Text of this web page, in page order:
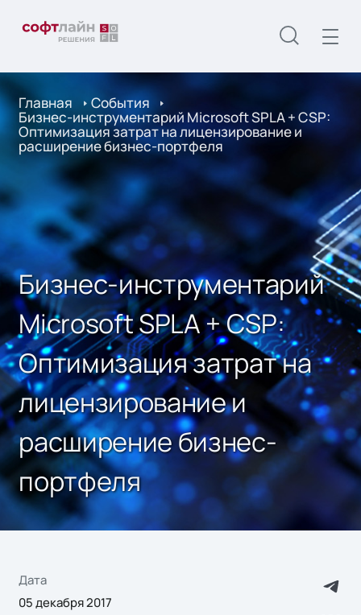
Главная События
Бизнес-инструментарий Microsoft SPLA + CSP:
Оптимизация затрат на лицензирование и
расширение бизнес-портфеля
Бизнес-инструментарий
Microsoft SPLA + CSP:
Оптимизация затрат на
лицензирование и
расширение бизнес-
портфеля
Дата
05 декабря 2017